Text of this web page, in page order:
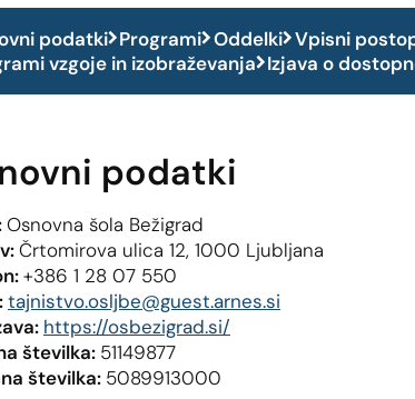
podatki Programi Oddelki Vpisni
vzgoje in izobraževanja Izjava o
podatki
Osnovna šola Bežigrad
Črtomirova ulica 12, 1000 Ljubljana
+386 1 28 07 550
tajnistvo.osljbe@guest.arnes.si
https://osbezigrad.si/
številka: 51149877
številka: 5089913000